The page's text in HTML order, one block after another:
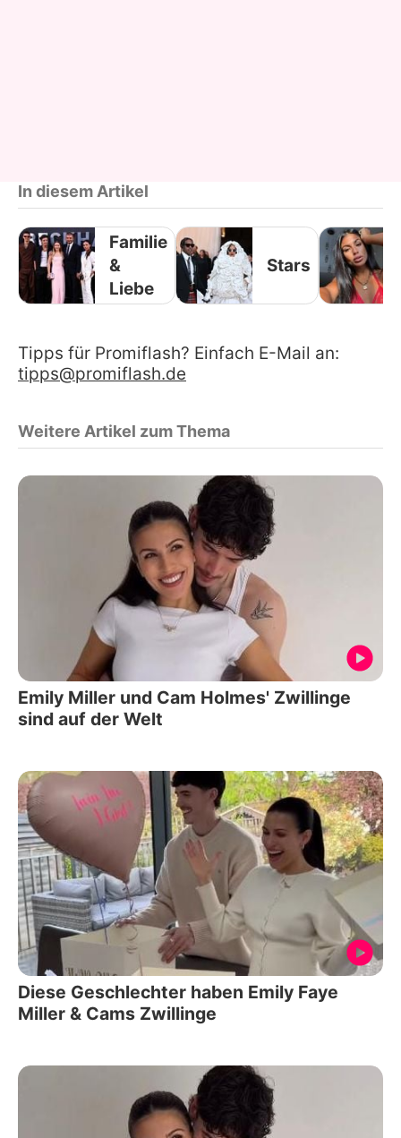
In diesem Artikel
Familie
&
Liebe
Stars
Tipps für Promiflash? Einfach E-Mail an:
tipps@promiflash.de
Weitere Artikel zum Thema
Emily Miller und Cam Holmes' Zwillinge
sind auf der Welt
Diese Geschlechter haben Emily Faye
Miller & Cams Zwillinge